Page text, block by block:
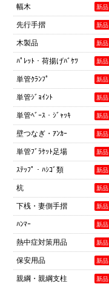
新品
幅木
新品
先行手摺
新品
木製品
新品
ﾊﾟﾚｯﾄ・荷揚げﾊﾞｹﾂ
新品
単管ｸﾗﾝﾌﾟ
新品
単管ｼﾞｮｲﾝﾄ
新品
単管ﾍﾞｰｽ・ｼﾞｬｯｷ
新品
壁つなぎ・ｱﾝｶｰ
新品
単管ﾌﾞﾗｹｯﾄ足場
新品
ｽﾃｯﾌﾟ・ﾊｼｺﾞ類
新品
杭
新品
下桟・妻側手摺
新品
ﾊﾝﾏｰ
新品
熱中症対策用品
新品
保安用品
新品
親綱・親綱支柱